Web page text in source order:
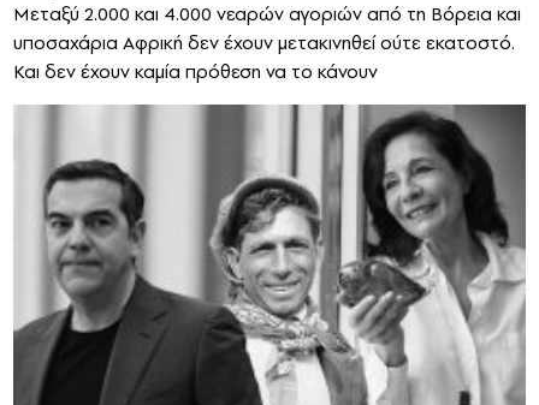
Mεταξύ 2.000 και 4.000 νεαρών αγοριών από τη Βόρεια και
υποσαχάρια Αφρική δεν έχουν μετακινηθεί ούτε εκατοστό.
Και δεν έχουν καμία πρόθεση να το κάνουν